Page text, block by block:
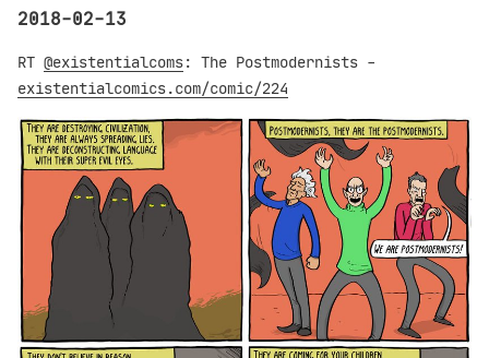
2018-02-13
RT @existentialcoms: The Postmodernists -
existentialcomics.com/comic/224